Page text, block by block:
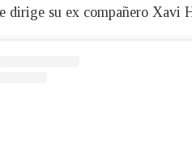
dirige su ex compañero Xavi